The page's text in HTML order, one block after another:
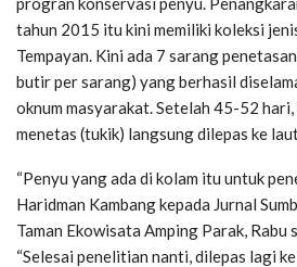
tahun 2015 itu kini memiliki koleksi
Tempayan. Kini ada 7 sarang
butir per sarang) yang berhasil
oknum masyarakat. Setelah 45-52
menetas (tukik) langsung dilepas ke
“Penyu yang ada di kolam itu untuk
Haridman Kambang kepada Jurnal
Taman Ekowisata Amping Parak,
“Selesai penelitian nanti, dilepas lagi